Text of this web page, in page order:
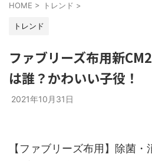
HOME > トレンド >
トレンド
ファブリーズ布用新
は誰？かわいい子役！
2021年10月31日
【ファブリーズ布用】除菌